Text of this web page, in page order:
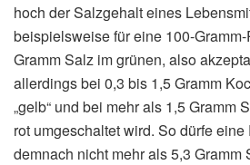
hoch der Salzgehalt eines
beispielsweise für eine 100-
Gramm Salz im grünen, also
allerdings bei 0,3 bis 1,5 Gramm
„gelb“ und bei mehr als 1,5 Gramm
rot umgeschaltet wird. So dürfe
demnach nicht mehr als 5,3 Gramm